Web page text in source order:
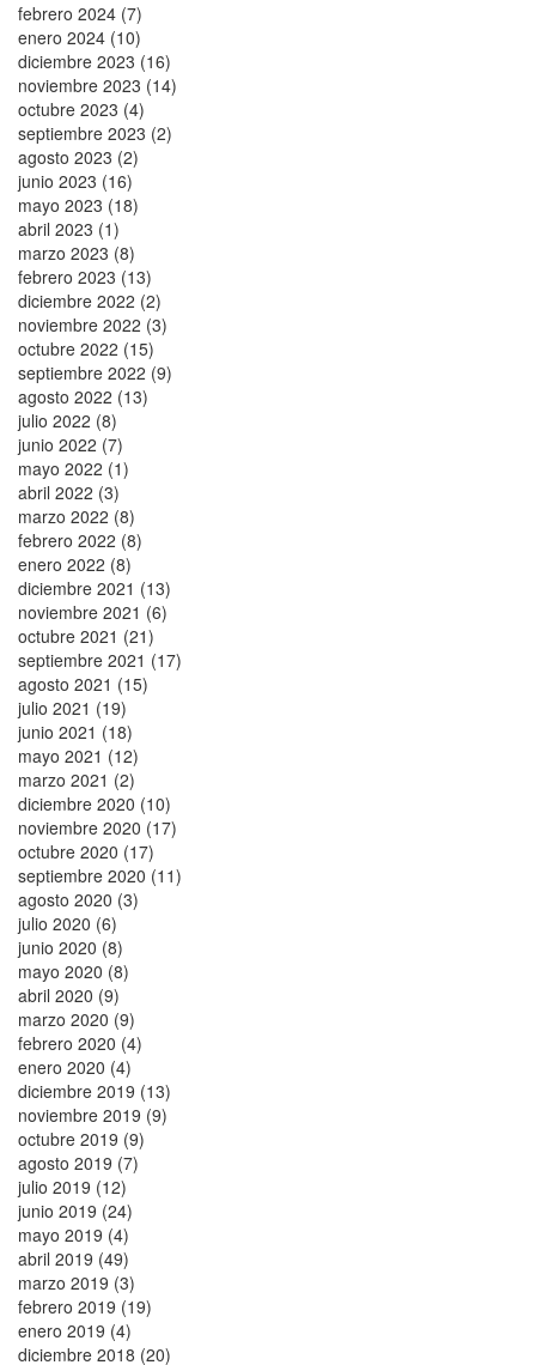
febrero 2024 (7)
enero 2024 (10)
diciembre 2023 (16)
noviembre 2023 (14)
octubre 2023 (4)
septiembre 2023 (2)
agosto 2023 (2)
junio 2023 (16)
mayo 2023 (18)
abril 2023 (1)
marzo 2023 (8)
febrero 2023 (13)
diciembre 2022 (2)
noviembre 2022 (3)
octubre 2022 (15)
septiembre 2022 (9)
agosto 2022 (13)
julio 2022 (8)
junio 2022 (7)
mayo 2022 (1)
abril 2022 (3)
marzo 2022 (8)
febrero 2022 (8)
enero 2022 (8)
diciembre 2021 (13)
noviembre 2021 (6)
octubre 2021 (21)
septiembre 2021 (17)
agosto 2021 (15)
julio 2021 (19)
junio 2021 (18)
mayo 2021 (12)
marzo 2021 (2)
diciembre 2020 (10)
noviembre 2020 (17)
octubre 2020 (17)
septiembre 2020 (11)
agosto 2020 (3)
julio 2020 (6)
junio 2020 (8)
mayo 2020 (8)
abril 2020 (9)
marzo 2020 (9)
febrero 2020 (4)
enero 2020 (4)
diciembre 2019 (13)
noviembre 2019 (9)
octubre 2019 (9)
agosto 2019 (7)
julio 2019 (12)
junio 2019 (24)
mayo 2019 (4)
abril 2019 (49)
marzo 2019 (3)
febrero 2019 (19)
enero 2019 (4)
diciembre 2018 (20)